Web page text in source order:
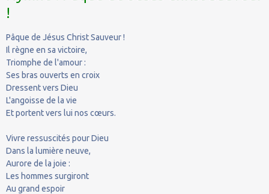
!
Pâque de Jésus Christ Sauveur !
Il règne en sa victoire,
Triomphe de l'amour :
Ses bras ouverts en croix
Dressent vers Dieu
L'angoisse de la vie
Et portent vers lui nos cœurs.
Vivre ressuscités pour Dieu
Dans la lumière neuve,
Aurore de la joie :
Les hommes surgiront
Au grand espoir